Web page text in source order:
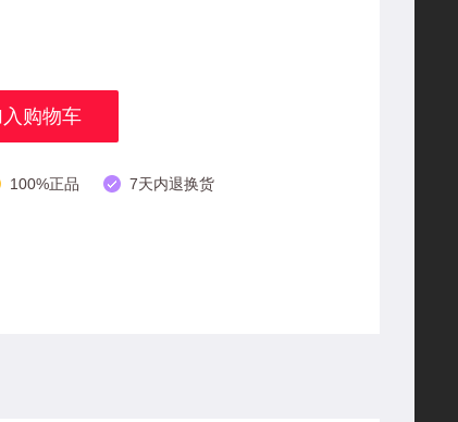
入购物车
100%正品 7天内退换货